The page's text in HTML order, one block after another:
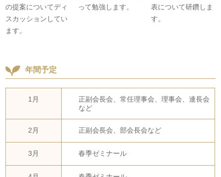
の提案についてディ
スカッションしてい
ます。
って勉強します。
表について研鑽しま
す。
年間予定
1月
正副会長会、常任理事会、理事会、連長会
など
2月 正副会長会、部会長会など
3月 春季ゼミナール